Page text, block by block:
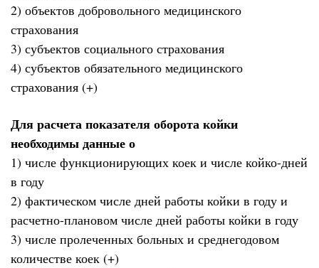
2) объектов добровольного медицинского
страхования
3) субъектов социального страхования
4) субъектов обязательного медицинского
страхования (+)
Для расчета показателя оборота койки
необходимы данные о
1) числе функционирующих коек и числе койко-дней
в году
2) фактическом числе дней работы койки в году и
расчетно-плановом числе дней работы койки в году
3) числе пролеченных больных и среднегодовом
количестве коек (+)